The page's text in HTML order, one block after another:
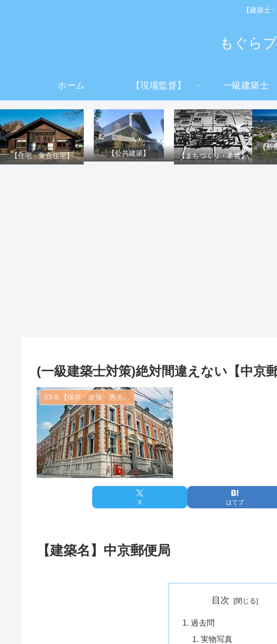
【建築士
もぐら
ホーム 【現場監督】 一級建築士
【住宅・集合住宅】 【公共建築】 【まちづくり・著書】
【新
(一級建築士対策)絶対間違えない【中京
X はてブ
【建築名】中京郵便局
目次
過去問
実物写真